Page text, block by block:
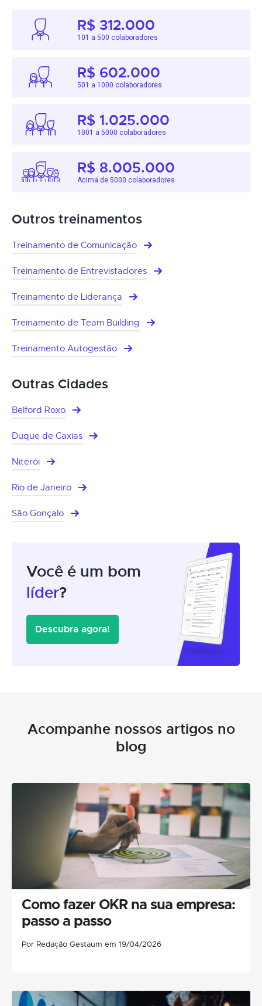
R$ 312.000
101 a 500 colaboradores
R$ 602.000
501 a 1000 colaboradores
R$ 1.025.000
1001 a 5000 colaboradores
R$ 8.005.000
Acima de 5000 colaboradores
Outros treinamentos
Treinamento de Comunicação
Treinamento de Entrevistadores
Treinamento de Liderança
Treinamento de Team Building
Treinamento Autogestão
Outras Cidades
Belford Roxo
Duque de Caxias
Niterói
Rio de Janeiro
São Gonçalo
Você é um bom
líder?
Descubra agora!
Acompanhe nossos artigos no
blog
Como fazer OKR na sua empresa:
passo a passo
Por Redação Gestaum em 19/04/2026